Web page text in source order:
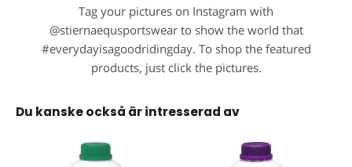
Tag your pictures on Instagram with
@stiernaequsportswear to show the world that
#everydayisagoodridingday. To shop the featured
products, just click the pictures.
Du kanske också är intresserad av